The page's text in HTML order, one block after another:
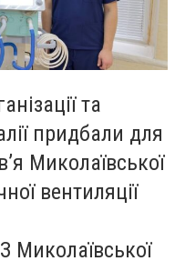
та
придбали для
Миколаївської
вентиляції
Миколаївської